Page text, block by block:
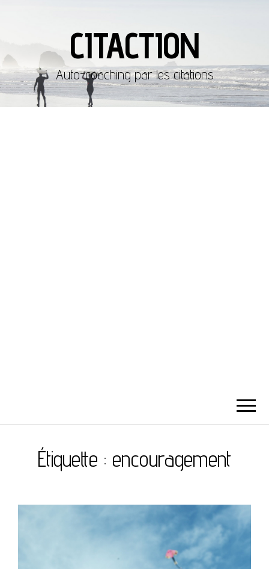
CITACTION
Auto-coaching par les citations
Étiquette : encouragement